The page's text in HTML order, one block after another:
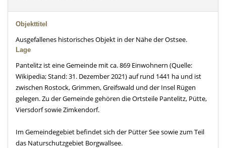
Objekttitel
Ausgefallenes historisches Objekt in der Nähe der Ostsee.
Lage
Pantelitz ist eine Gemeinde mit ca. 869 Einwohnern (Quelle:
Wikipedia; Stand: 31. Dezember 2021) auf rund 1441 ha und ist
zwischen Rostock, Grimmen, Greifswald und der Insel Rügen
gelegen. Zu der Gemeinde gehören die Ortsteile Pantelitz, Pütte,
Viersdorf sowie Zimkendorf.
Im Gemeindegebiet befindet sich der Pütter See sowie zum Teil
das Naturschutzgebiet Borgwallsee.